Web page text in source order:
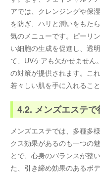
アでは、クレンジングや保
を防ぎ、ハリと潤いをもた
気のメニューです。ピーリ
い細胞の生成を促進し、透
て、UVケアも欠かせません
の対策が提供されます。こ
若々しい肌を手に入れるこ
4.2. メンズエステ
メンズエステでは、多種多
クス効果があるのも一つの
とで、心身のバランスが整
た、引き締め効果のあるボ